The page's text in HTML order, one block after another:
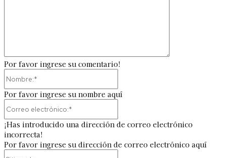
Por favor ingrese su comentario!
Por favor ingrese su nombre aquí
¡Has introducido una dirección de correo electrónico
incorrecta!
Por favor ingrese su dirección de correo electrónico aquí